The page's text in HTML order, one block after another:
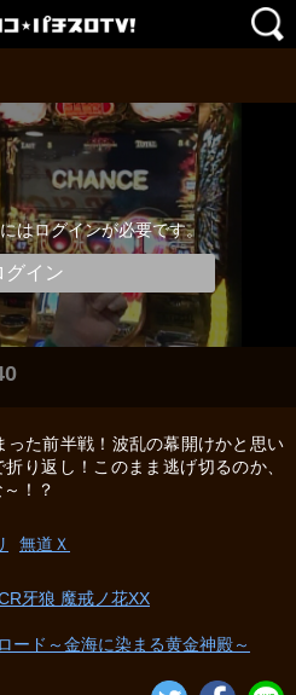
はログインが必要です。
グイン
った前半戦！波乱の幕開けかと思い
り返し！このまま逃げ切るのか、
！？
無道Ｘ
牙狼 魔戒ノ花XX
ード～金海に染まる黄金神殿～